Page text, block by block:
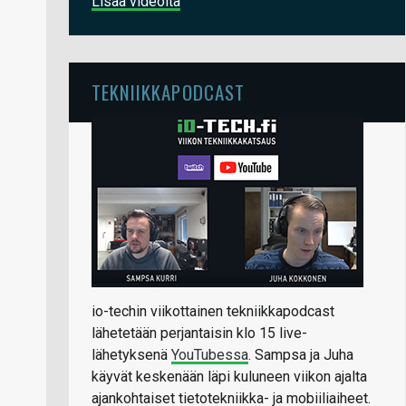
TEKNIIKKAPODCAST
io-techin viikottainen tekniikkapodcast
lähetetään perjantaisin klo 15 live-
lähetyksenä YouTubessa. Sampsa ja Juha
käyvät keskenään läpi kuluneen viikon ajalta
ajankohtaiset tietotekniikka- ja mobiiliaiheet.